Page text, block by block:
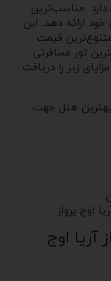
دارد مناسب‌ترین
ارائه دهد. این
قیمت‌
تور مسافرتی
زیر را دریافت
بهترین هتل جهت
اوج پرواز
آریا اوج